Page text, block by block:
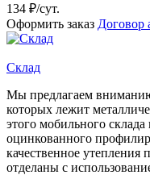
134 ₽/сут.
Оформить заказ Договор
Склад
Мы предлагаем
которых лежит
этого мобильного
оцинкованного
качественное утепления
отделаны с